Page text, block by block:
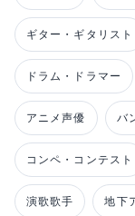
ギター・ギタリスト
ドラム・ドラマー
アニメ声優 バ
コンペ・コンテスト
演歌歌手 地下